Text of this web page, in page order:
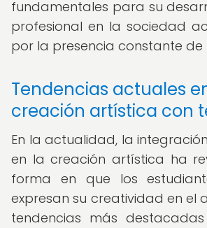
fundamentales para su
profesional en la sociedad
por la presencia constante
Tendencias actuales
creación artística con
En la actualidad, la
en la creación artística ha
forma en que los
expresan su creatividad en el
tendencias más